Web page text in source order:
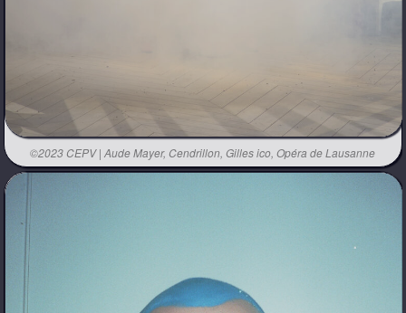
©2023 CEPV | Aude Mayer, Cendrillon, Gilles ico, Opéra de Lausanne